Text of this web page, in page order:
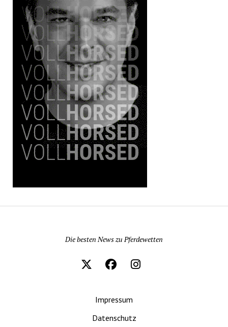
Die besten News zu Pferdewetten
Impressum
Datenschutz